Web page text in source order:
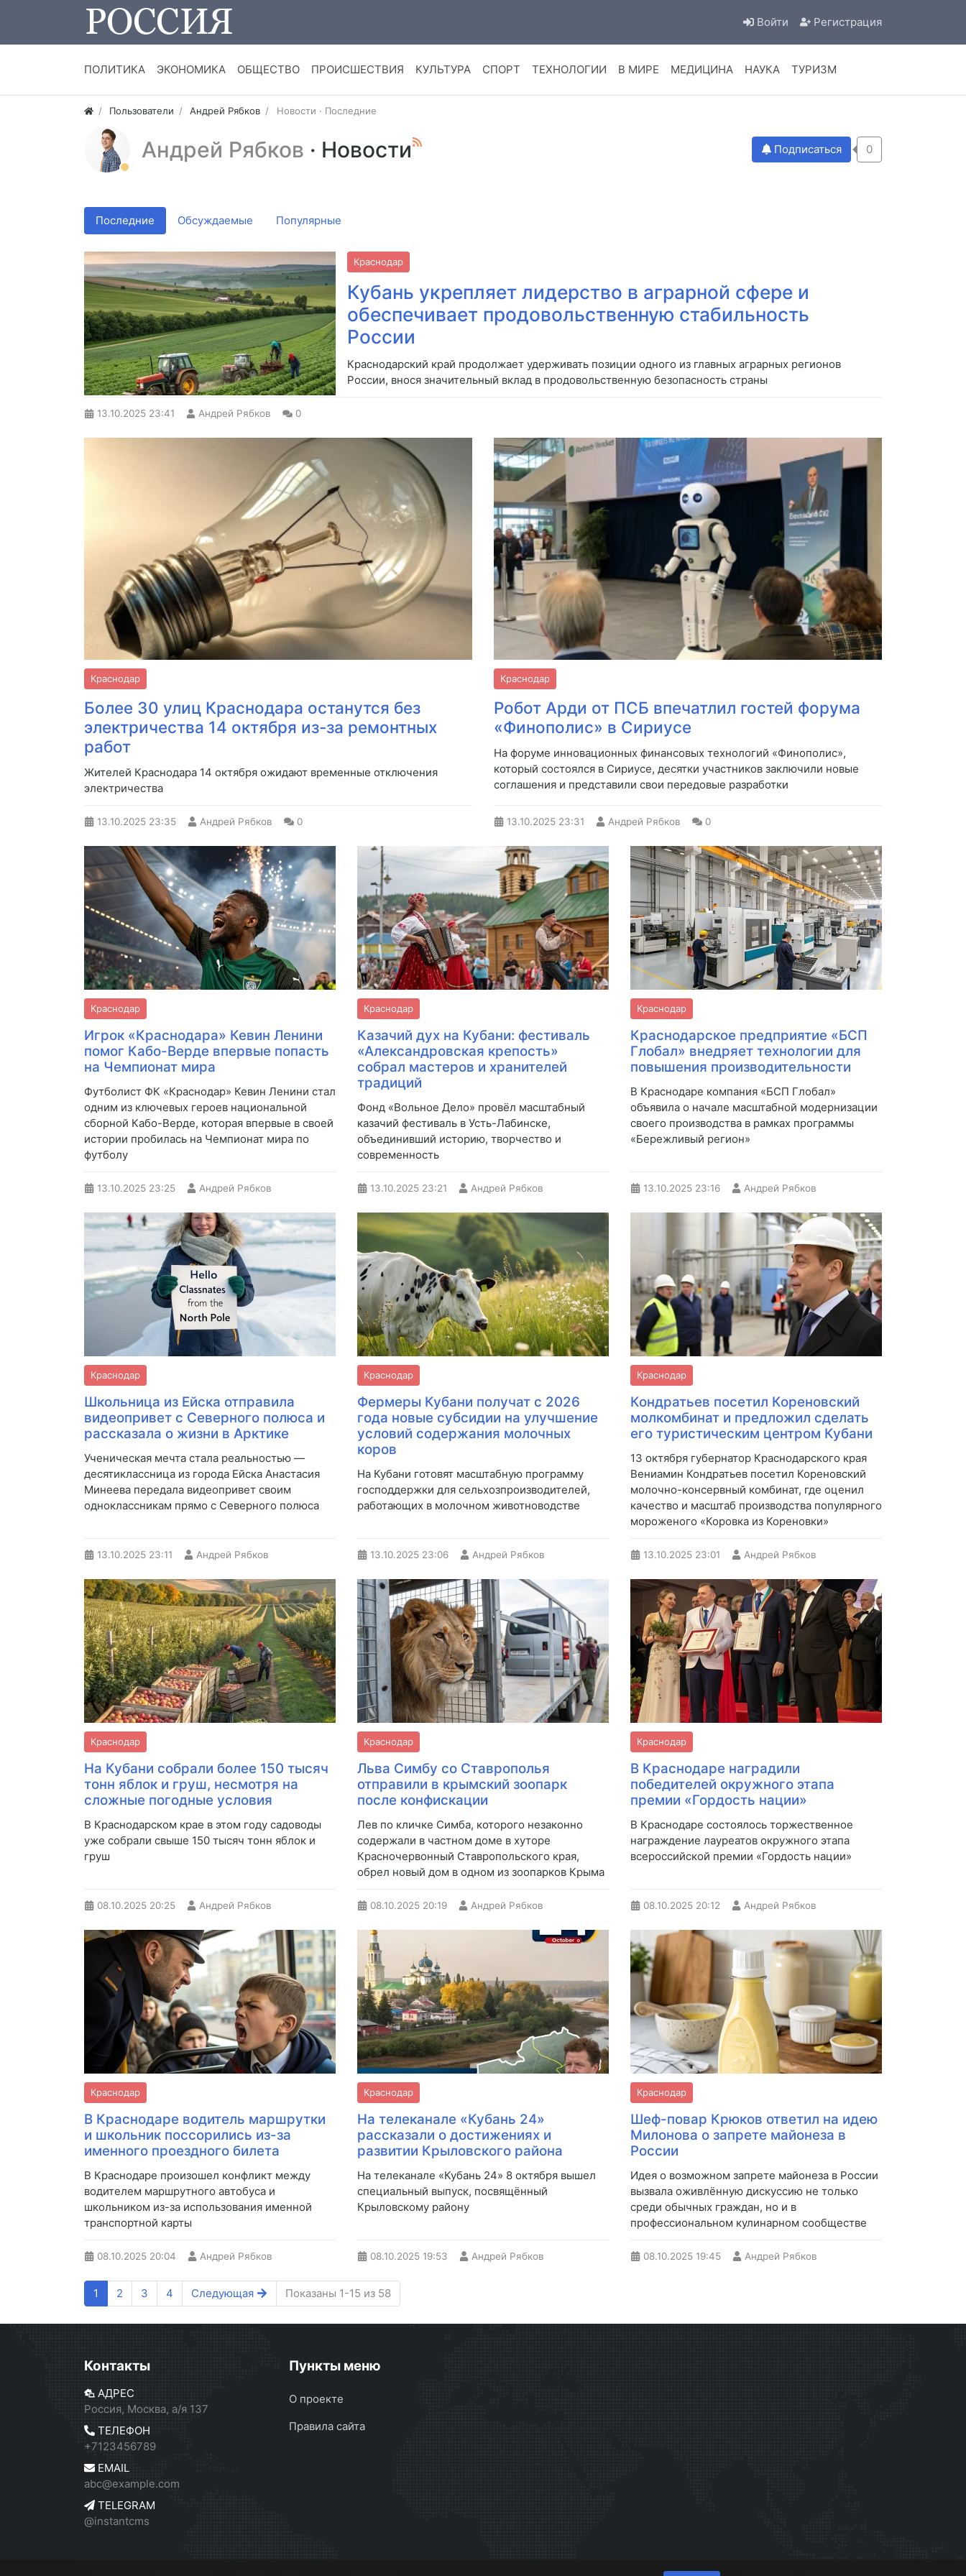
Войти Регистрация
ПОЛИТИКА ЭКОНОМИКА ОБЩЕСТВО ПРОИСШЕСТВИЯ КУЛЬТУРА СПОРТ ТЕХНОЛОГИИ В МИРЕ МЕДИЦИНА НАУКА ТУРИЗМ
Пользователи Андрей Рябков Новости · Последние
Андрей Рябков · Новости Подписаться 0
Последние Обсуждаемые Популярные
Краснодар
Кубань укрепляет лидерство в аграрной сфере и
обеспечивает продовольственную стабильность
России
Краснодарский край продолжает удерживать позиции одного из главных аграрных регионов
России, внося значительный вклад в продовольственную безопасность страны
13.10.2025 23:41 Андрей Рябков 0
Краснодар
Более 30 улиц Краснодара останутся без
электричества 14 октября из-за ремонтных
работ
Жителей Краснодара 14 октября ожидают временные отключения
электричества
13.10.2025 23:35 Андрей Рябков 0
Краснодар
Робот Арди от ПСБ впечатлил гостей форума
«Финополис» в Сириусе
На форуме инновационных финансовых технологий «Финополис»,
который состоялся в Сириусе, десятки участников заключили новые
соглашения и представили свои передовые разработки
13.10.2025 23:31 Андрей Рябков 0
Краснодар
Игрок «Краснодара» Кевин Ленини
помог Кабо-Верде впервые попасть
на Чемпионат мира
Футболист ФК «Краснодар» Кевин Ленини стал
одним из ключевых героев национальной
сборной Кабо-Верде, которая впервые в своей
истории пробилась на Чемпионат мира по
футболу
13.10.2025 23:25 Андрей Рябков
Краснодар
Казачий дух на Кубани: фестиваль
«Александровская крепость»
собрал мастеров и хранителей
традиций
Фонд «Вольное Дело» провёл масштабный
казачий фестиваль в Усть-Лабинске,
объединивший историю, творчество и
современность
13.10.2025 23:21 Андрей Рябков
Краснодар
Краснодарское предприятие «БСП
Глобал» внедряет технологии для
повышения производительности
В Краснодаре компания «БСП Глобал»
объявила о начале масштабной модернизации
своего производства в рамках программы
«Бережливый регион»
13.10.2025 23:16 Андрей Рябков
Краснодар
Школьница из Ейска отправила
видеопривет с Северного полюса и
рассказала о жизни в Арктике
Ученическая мечта стала реальностью —
десятиклассница из города Ейска Анастасия
Минеева передала видеопривет своим
одноклассникам прямо с Северного полюса
13.10.2025 23:11 Андрей Рябков
Краснодар
Фермеры Кубани получат с 2026
года новые субсидии на улучшение
условий содержания молочных
коров
На Кубани готовят масштабную программу
господдержки для сельхозпроизводителей,
работающих в молочном животноводстве
13.10.2025 23:06 Андрей Рябков
Краснодар
Кондратьев посетил Кореновский
молкомбинат и предложил сделать
его туристическим центром Кубани
13 октября губернатор Краснодарского края
Вениамин Кондратьев посетил Кореновский
молочно-консервный комбинат, где оценил
качество и масштаб производства популярного
мороженого «Коровка из Кореновки»
13.10.2025 23:01 Андрей Рябков
Краснодар
На Кубани собрали более 150 тысяч
тонн яблок и груш, несмотря на
сложные погодные условия
В Краснодарском крае в этом году садоводы
уже собрали свыше 150 тысяч тонн яблок и
груш
08.10.2025 20:25 Андрей Рябков
Краснодар
Льва Симбу со Ставрополья
отправили в крымский зоопарк
после конфискации
Лев по кличке Симба, которого незаконно
содержали в частном доме в хуторе
Красночервонный Ставропольского края,
обрел новый дом в одном из зоопарков Крыма
08.10.2025 20:19 Андрей Рябков
Краснодар
В Краснодаре наградили
победителей окружного этапа
премии «Гордость нации»
В Краснодаре состоялось торжественное
награждение лауреатов окружного этапа
всероссийской премии «Гордость нации»
08.10.2025 20:12 Андрей Рябков
Краснодар
В Краснодаре водитель маршрутки
и школьник поссорились из-за
именного проездного билета
В Краснодаре произошел конфликт между
водителем маршрутного автобуса и
школьником из-за использования именной
транспортной карты
08.10.2025 20:04 Андрей Рябков
Краснодар
На телеканале «Кубань 24»
рассказали о достижениях и
развитии Крыловского района
На телеканале «Кубань 24» 8 октября вышел
специальный выпуск, посвящённый
Крыловскому району
08.10.2025 19:53 Андрей Рябков
Краснодар
Шеф-повар Крюков ответил на идею
Милонова о запрете майонеза в
России
Идея о возможном запрете майонеза в России
вызвала оживлённую дискуссию не только
среди обычных граждан, но и в
профессиональном кулинарном сообществе
08.10.2025 19:45 Андрей Рябков
1 2 3 4 Следующая Показаны 1-15 из 58
Контакты
АДРЕС
Россия, Москва, а/я 137
ТЕЛЕФОН
+7123456789
EMAIL
abc@example.com
TELEGRAM
@instantcms
Пункты меню
О проекте
Правила сайта